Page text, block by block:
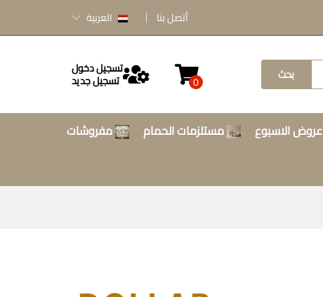
أتصل بنا العربية
بحث 0
تسجيل دخول
تسجيل جديد
عروض الاسبوع مستلزمات الحمام
مفروشات